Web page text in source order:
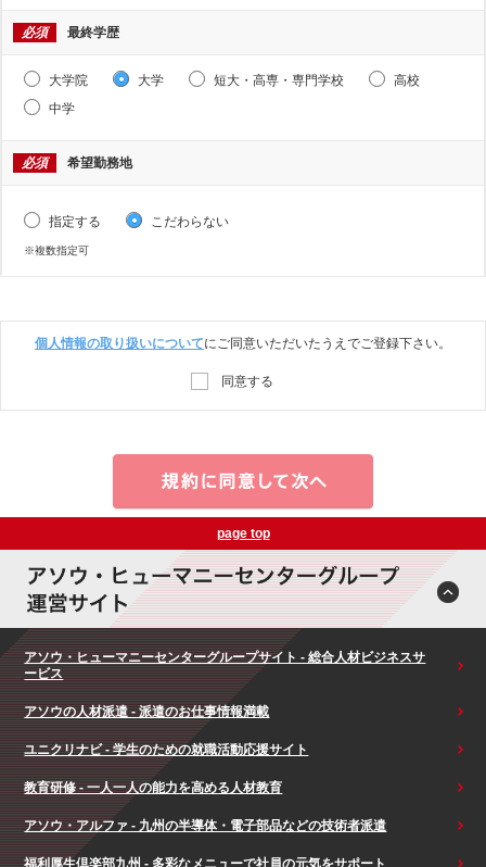
必須 最終学歴
大学院 大学 短大・高専・専門学校
高校
中学
必須 希望勤務地
指定する こだわらない
※複数指定可
個人情報の取り扱いについてにご同意いただいたうえでご登録下さい。
同意する
page top
アソウ・ヒューマニーセンターグループサイト - 総合人材ビジネスサ
ービス
アソウの人材派遣 - 派遣のお仕事情報満載
ユニクリナビ - 学生のための就職活動応援サイト
教育研修 - 一人一人の能力を高める人材教育
アソウ・アルファ - 九州の半導体・電子部品などの技術者派遣
福利厚生倶楽部九州 - 多彩なメニューで社員の元気をサポート